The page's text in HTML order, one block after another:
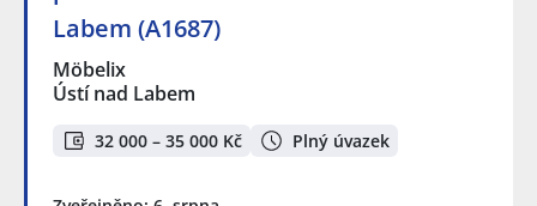
Labem (A1687)
Möbelix
Ústí nad Labem
32 000 – 35 000 Kč Plný úvazek